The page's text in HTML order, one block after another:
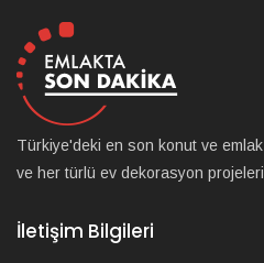
Türkiye'deki en son konut ve
ve her türlü ev dekorasyon
İletişim Bilgileri